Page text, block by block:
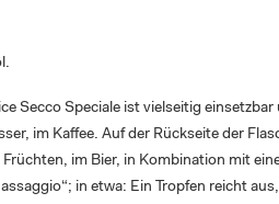
Secco Speciale ist vielseitig
im Kaffee. Auf der Rückseite der
im Bier, in Kombination mit
in etwa: Ein Tropfen reicht